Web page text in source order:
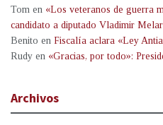
Tom en «Los veteranos de guerra
candidato a diputado Vladimir
Benito en Fiscalía aclara «Ley
Rudy en «Gracias, por todo»:
Archivos